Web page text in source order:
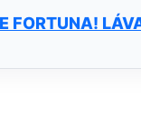
FORTUNA!